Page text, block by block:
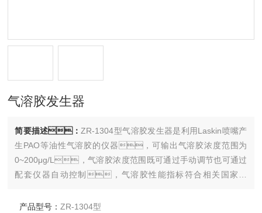
气溶胶发生器
简要描述： ZR-1304型气溶胶发生器是利用Laskin喷嘴产
生PAO等油性气溶胶的仪器，可输出气溶胶浓度范围为
0~200μg/L，气溶胶浓度范围既可通过手动调节也可通过
配套仪器自动控制，气溶胶性能指标符合相关国家标
产品型号：ZR-1304型